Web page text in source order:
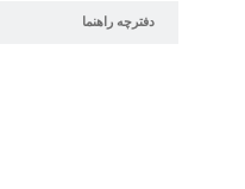
دفترچه راهنما